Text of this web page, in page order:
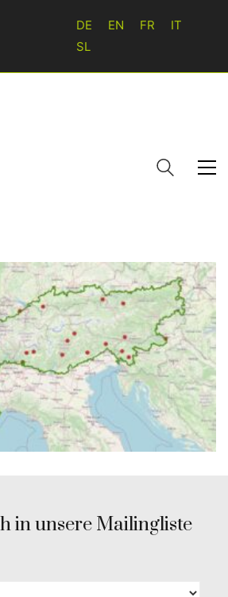
DE EN FR
IT
SL
in unsere Mailingliste